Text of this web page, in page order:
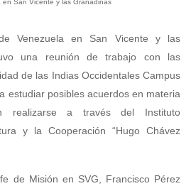
San Vicente y las Granadinas
Venezuela en San Vicente y las
una reunión de trabajo con las
de las Indias Occidentales Campus
estudiar posibles acuerdos en materia
realizarse a través del Instituto
y la Cooperación “Hugo Chávez
de Misión en SVG, Francisco Pérez